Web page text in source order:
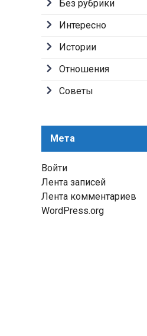
Без рубрики
Интересно
Истории
Отношения
Советы
Мета
Войти
Лента записей
Лента комментариев
WordPress.org